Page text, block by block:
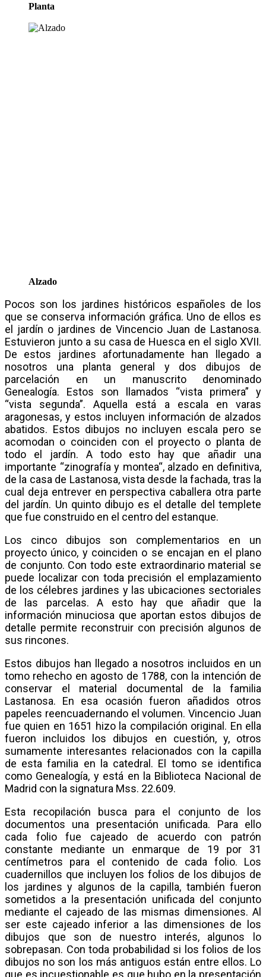
Planta
Alzado
Pocos son los jardines históricos españoles de los
que se conserva información gráfica. Uno de ellos es
el jardín o jardines de Vincencio Juan de Lastanosa.
Estuvieron junto a su casa de Huesca en el siglo XVII.
De estos jardines afortunadamente han llegado a
nosotros una planta general y dos dibujos de
parcelación en un manuscrito denominado
Genealogía. Estos son llamados “vista primera” y
“vista segunda”. Aquella está a escala en varas
aragonesas, y estos incluyen información de alzados
abatidos. Estos dibujos no incluyen escala pero se
acomodan o coinciden con el proyecto o planta de
todo el jardín. A todo esto hay que añadir una
importante “zinografía y montea“, alzado en definitiva,
de la casa de Lastanosa, vista desde la fachada, tras la
cual deja entrever en perspectiva caballera otra parte
del jardín. Un quinto dibujo es el detalle del templete
que fue construido en el centro del estanque.
Los cinco dibujos son complementarios en un
proyecto único, y coinciden o se encajan en el plano
de conjunto. Con todo este extraordinario material se
puede localizar con toda precisión el emplazamiento
de los célebres jardines y las ubicaciones sectoriales
de las parcelas. A esto hay que añadir que la
información minuciosa que aportan estos dibujos de
detalle permite reconstruir con precisión algunos de
sus rincones.
Estos dibujos han llegado a nosotros incluidos en un
tomo rehecho en agosto de 1788, con la intención de
conservar el material documental de la familia
Lastanosa. En esa ocasión fueron añadidos otros
papeles reencuadernando el volumen. Vincencio Juan
fue quien en 1651 hizo la compilación original. En ella
fueron incluidos los dibujos en cuestión, y, otros
sumamente interesantes relacionados con la capilla
de esta familia en la catedral. El tomo se identifica
como Genealogía, y está en la Biblioteca Nacional de
Madrid con la signatura Mss. 22.609.
Esta recopilación busca para el conjunto de los
documentos una presentación unificada. Para ello
cada folio fue cajeado de acuerdo con patrón
constante mediante un enmarque de 19 por 31
centímetros para el contenido de cada folio. Los
cuadernillos que incluyen los folios de los dibujos de
los jardines y algunos de la capilla, también fueron
sometidos a la presentación unificada del conjunto
mediante el cajeado de las mismas dimensiones. Al
ser este cajeado inferior a las dimensiones de los
dibujos que son de nuestro interés, algunos lo
sobrepasan. Con toda probabilidad si los folios de los
dibujos no son los más antiguos están entre ellos. Lo
que es incuestionable es que hubo en la presentación